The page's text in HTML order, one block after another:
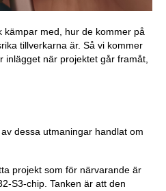
kämpar med, hur de kommer på
tillverkarna är. Så vi kommer
inlägget när projektet går framåt,
dessa utmaningar handlat om
projekt som för närvarande är
S3-chip. Tanken är att den